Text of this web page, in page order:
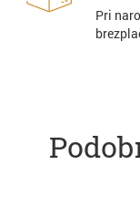
Pri